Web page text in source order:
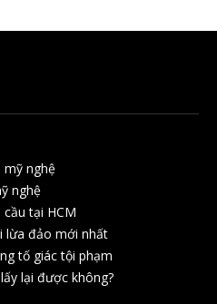
mỹ nghệ
nghệ
tại HCM
lừa đảo mới nhất
tố giác tội phạm
lại được không?